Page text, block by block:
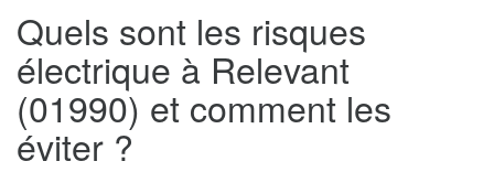
Quels sont les risques
électrique à Relevant
(01990) et comment les
éviter ?